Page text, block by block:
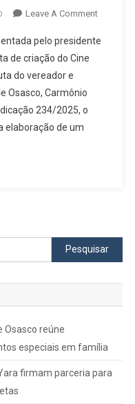
Leave A CommentOn
Debate
pelo presidente
de criação do Cine
do vereador e
Osasco, Carmônio
234/2025, o
elaboração de um
Pesquisar
por:
Osasco reúne
especiais em família
firmam parceria para